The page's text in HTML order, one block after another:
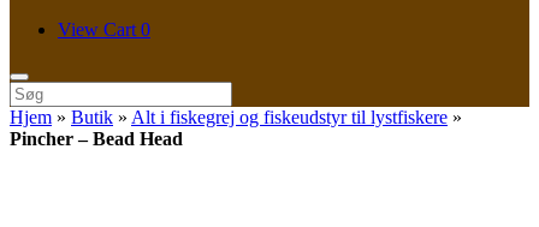
View
View Cart 0
Søg
efter:
Hjem » Butik » Alt i fiskegrej og fiskeudstyr til lystfiskere »
Pincher – Bead Head